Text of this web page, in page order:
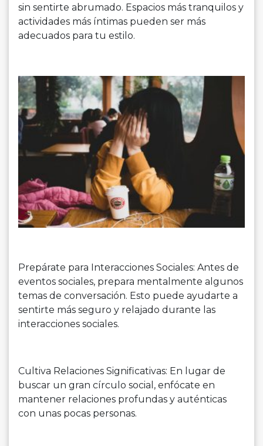
sin sentirte abrumado. Espacios más tranquilos y
actividades más íntimas pueden ser más
adecuados para tu estilo.
Prepárate para Interacciones Sociales: Antes de
eventos sociales, prepara mentalmente algunos
temas de conversación. Esto puede ayudarte a
sentirte más seguro y relajado durante las
interacciones sociales.
Cultiva Relaciones Significativas: En lugar de
buscar un gran círculo social, enfócate en
mantener relaciones profundas y auténticas
con unas pocas personas.